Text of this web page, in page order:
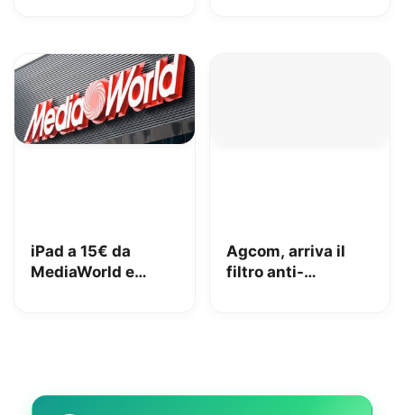
iPad a 15€ da
MediaWorld e
Agcom, arriva il
filtro anti-